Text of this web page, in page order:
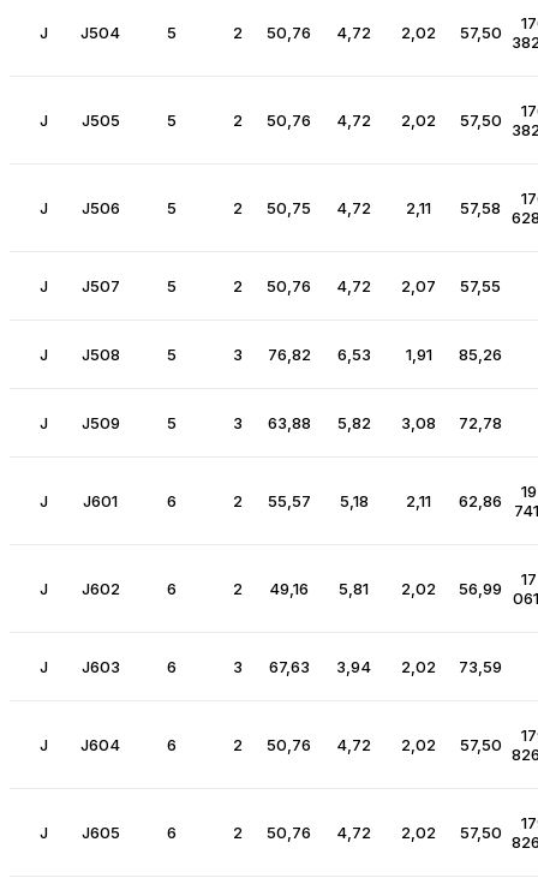
J J504 5 2 50,76 4,72 2,02 57,50
J J505 5 2 50,76 4,72 2,02 57,50
J J506 5 2 50,75 4,72 2,11 57,58
J J507 5 2 50,76 4,72 2,07 57,55
J J508 5 3 76,82 6,53 1,91 85,26
J J509 5 3 63,88 5,82 3,08 72,78
J J601 6 2 55,57 5,18 2,11 62,86
J J602 6 2 49,16 5,81 2,02 56,99
J J603 6 3 67,63 3,94 2,02 73,59
J J604 6 2 50,76 4,72 2,02 57,50
J J605 6 2 50,76 4,72 2,02 57,50